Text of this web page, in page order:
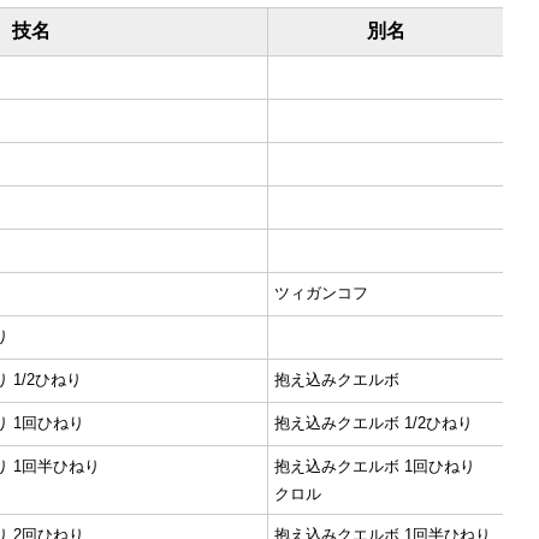
技名 別名
ツィガンコフ
1/2ひねり 抱え込みクエルボ
1回ひねり 抱え込みクエルボ 1/2ひねり
1回半ひねり
抱え込みクエルボ 1回ひねり
クロル
2回ひねり 抱え込みクエルボ 1回半ひねり